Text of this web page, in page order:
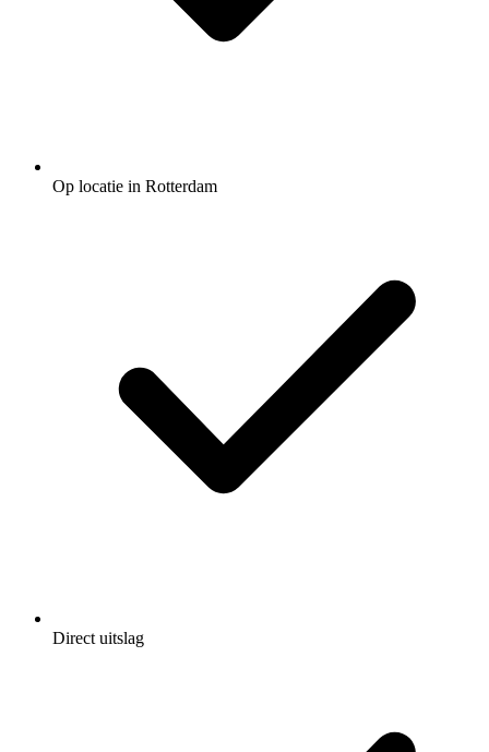
Op locatie in Rotterdam
Direct uitslag